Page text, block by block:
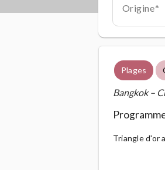
Origine
Plages
Bangkok –
Triangle d'or